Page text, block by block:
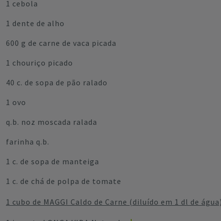
1 cebola
1 dente de alho
600 g de carne de vaca picada
1 chouriço picado
40 c. de sopa de pão ralado
1 ovo
q.b. noz moscada ralada
farinha q.b.
1 c. de sopa de manteiga
1 c. de chá de polpa de tomate
1 cubo de MAGGI Caldo de Carne (diluído em 1 dl de